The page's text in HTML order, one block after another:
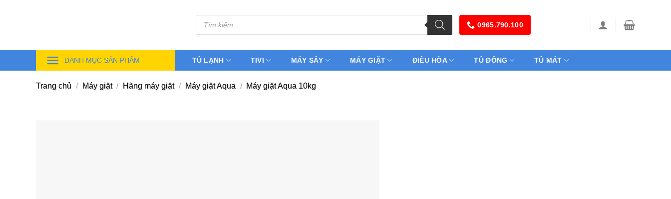
Tìm
kiếm
sản
0965.790.100
DANH MỤC SẢN PHẨM TỦ LẠNH TIVI MÁY SẤY MÁY GIẶT ĐIỀU HÒA TỦ ĐÔNG TỦ MÁT
Trang chủ / Máy giặt / Hãng máy giặt / Máy giặt Aqua / Máy giặt Aqua 10kg